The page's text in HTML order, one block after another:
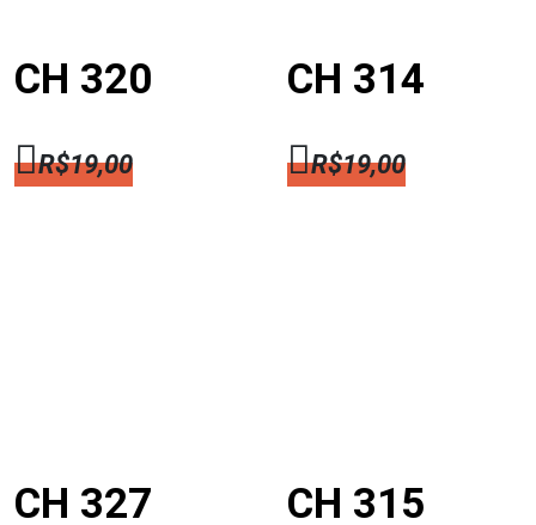
CH 320
R$19,00
CH 314
R$19,00
CH 327 CH 315